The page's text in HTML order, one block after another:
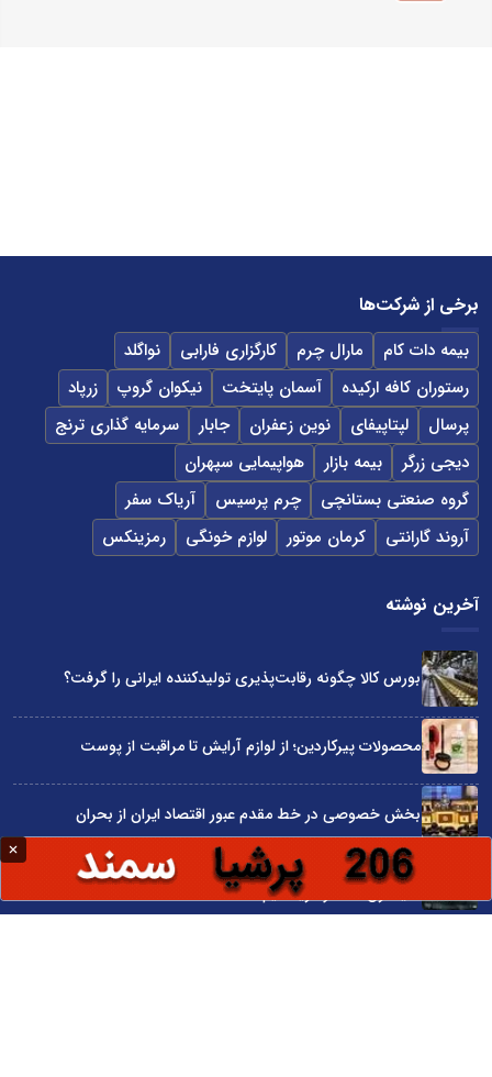
برخی از شرکت‌ها
بیمه دات کام مارال چرم کارگزاری فارابی
نواگلد
رستوران کافه ارکیده
آسمان پایتخت نیکوان گروپ
زرپاد
پرسال
لپتاپیفای نوین زعفران جابار
سرمایه گذاری ترنج
دیجی زرگر
بیمه بازار
هواپیمایی سپهران
گروه صنعتی بستانچی
چرم پرسیس
آریاک سفر
آروند گارانتی
کرمان موتور لوازم خونگی رمزینکس
آخرین نوشته
بورس کالا چگونه رقابت‌پذیری تولیدکننده ایرانی را گرفت؟
محصولات پیرکاردین؛ از لوازم آرایش تا مراقبت از پوست
بخش خصوصی در خط مقدم عبور اقتصاد ایران از بحران
علیرضا قربانی «گل‌های باران خورده» را خواند/ رفتی و بعد از تو
دنیا غرق شد در گریه‌هایم